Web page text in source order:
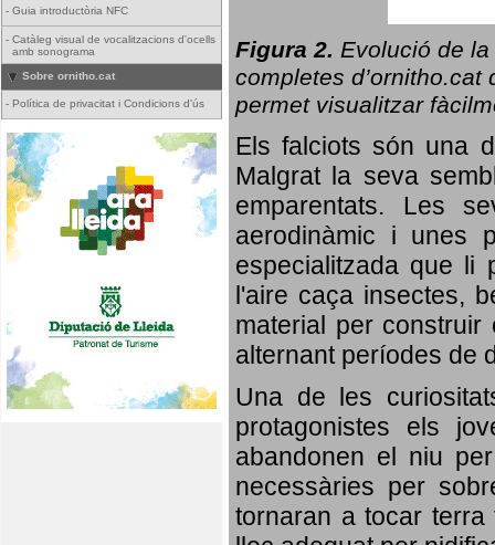
- Guia introductòria NFC
- Catàleg visual de vocalitzacions d'ocells
amb sonograma
Sobre ornitho.cat
- Política de privacitat i Condicions d'ús
Figura 2. Evolució de la
completes d’ornitho.cat
permet visualitzar
Els falciots són una
Malgrat la seva
emparentats. Les
aerodinàmic i unes
especialitzada que li
l'aire caça insectes,
material per
alternant períodes de
Una de les
protagonistes els
abandonen el niu
necessàries per
tornaran a tocar